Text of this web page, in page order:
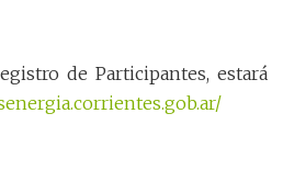
de Participantes, estará